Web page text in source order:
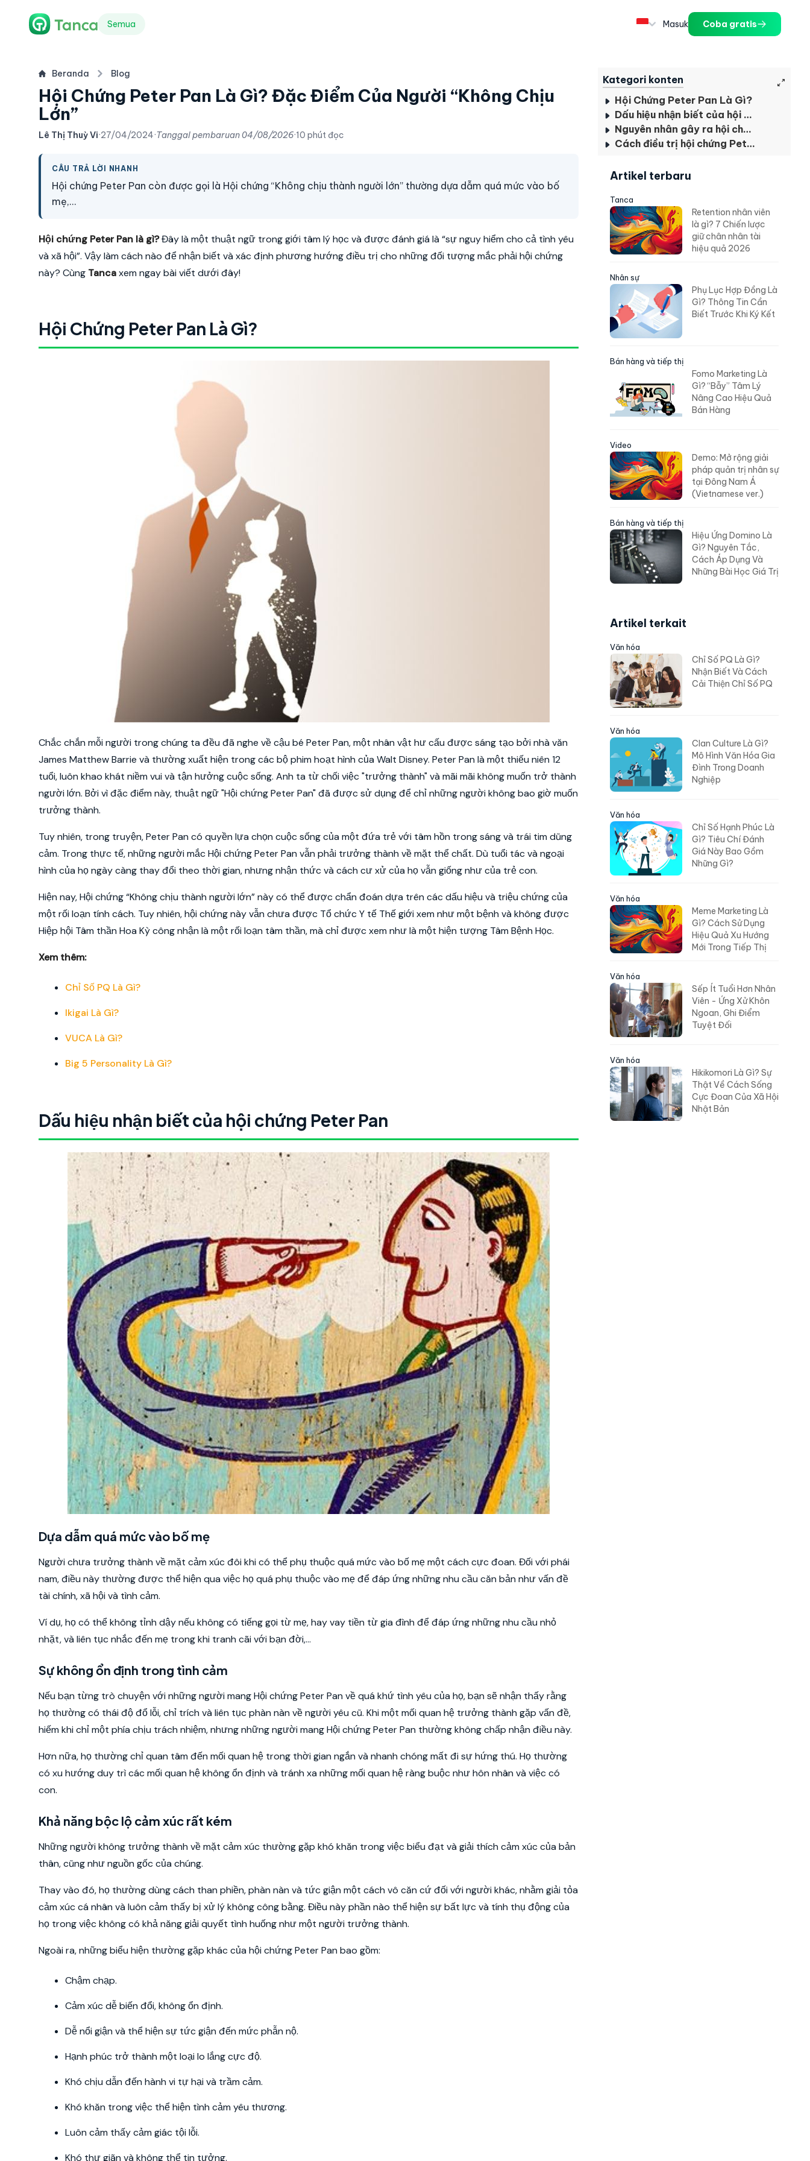
Semua Masuk Coba gratis
Beranda Blog
Hội Chứng Peter Pan Là Gì? Đặc Điểm Của Người “Không Chịu
Lớn”
Lê Thị Thuỳ Vi·27/04/2024·Tanggal pembaruan04/08/2026·10 phút đọc
CÂU TRẢ LỜI NHANH
Hội chứng Peter Pan còn được gọi là Hội chứng “Không chịu thành người lớn” thường dựa dẫm quá mức vào bố
mẹ,...
Hội chứng Peter Pan là gì?Đây là một thuật ngữ trong giới tâm lý học và được đánh giá là “sự nguy hiểm cho cả tình yêu
và xã hội”. Vậy làm cách nào để nhận biết và xác định phương hướng điều trị cho những đối tượng mắc phải hội chứng
này? Cùng Tancaxem ngay bài viết dưới đây!
Hội Chứng Peter Pan Là Gì?
Chắc chắn mỗi người trong chúng ta đều đã nghe về cậu bé Peter Pan, một nhân vật hư cấu được sáng tạo bởi nhà văn
James Matthew Barrie và thường xuất hiện trong các bộ phim hoạt hình của Walt Disney. Peter Pan là một thiếu niên 12
tuổi, luôn khao khát niềm vui và tận hưởng cuộc sống. Anh ta từ chối việc "trưởng thành" và mãi mãi không muốn trở thành
người lớn. Bởi vì đặc điểm này, thuật ngữ "Hội chứng Peter Pan" đã được sử dụng để chỉ những người không bao giờ muốn
trưởng thành.
Tuy nhiên, trong truyện, Peter Pan có quyền lựa chọn cuộc sống của một đứa trẻ với tâm hồn trong sáng và trái tim dũng
cảm. Trong thực tế, những người mắc Hội chứng Peter Pan vẫn phải trưởng thành về mặt thể chất. Dù tuổi tác và ngoại
hình của họ ngày càng thay đổi theo thời gian, nhưng nhận thức và cách cư xử của họ vẫn giống như của trẻ con.
Hiện nay, Hội chứng “Không chịu thành người lớn” này có thể được chẩn đoán dựa trên các dấu hiệu và triệu chứng của
một rối loạn tính cách. Tuy nhiên, hội chứng này vẫn chưa được Tổ chức Y tế Thế giới xem như một bệnh và không được
Hiệp hội Tâm thần Hoa Kỳ công nhận là một rối loạn tâm thần, mà chỉ được xem như là một hiện tượng Tâm Bệnh Học.
Xem thêm:
Chỉ Số PQ Là Gì?
Ikigai Là Gì?
VUCA Là Gì?
Big 5 Personality Là Gì?
Dấu hiệu nhận biết của hội chứng Peter Pan
Dựa dẫm quá mức vào bố mẹ
Người chưa trưởng thành về mặt cảm xúc đôi khi có thể phụ thuộc quá mức vào bố mẹ một cách cực đoan. Đối với phái
nam, điều này thường được thể hiện qua việc họ quá phụ thuộc vào mẹ để đáp ứng những nhu cầu căn bản như vấn đề
tài chính, xã hội và tình cảm.
Ví dụ, họ có thể không tỉnh dậy nếu không có tiếng gọi từ mẹ, hay vay tiền từ gia đình để đáp ứng những nhu cầu nhỏ
nhặt, và liên tục nhắc đến mẹ trong khi tranh cãi với bạn đời,...
Sự không ổn định trong tình cảm
Nếu bạn từng trò chuyện với những người mang Hội chứng Peter Pan về quá khứ tình yêu của họ, bạn sẽ nhận thấy rằng
họ thường có thái độ đổ lỗi, chỉ trích và liên tục phàn nàn về người yêu cũ. Khi một mối quan hệ trưởng thành gặp vấn đề,
hiếm khi chỉ một phía chịu trách nhiệm, nhưng những người mang Hội chứng Peter Pan thường không chấp nhận điều này.
Hơn nữa, họ thường chỉ quan tâm đến mối quan hệ trong thời gian ngắn và nhanh chóng mất đi sự hứng thú. Họ thường
có xu hướng duy trì các mối quan hệ không ổn định và tránh xa những mối quan hệ ràng buộc như hôn nhân và việc có
con.
Khả năng bộc lộ cảm xúc rất kém
Những người không trưởng thành về mặt cảm xúc thường gặp khó khăn trong việc biểu đạt và giải thích cảm xúc của bản
thân, cũng như nguồn gốc của chúng.
Thay vào đó, họ thường dùng cách than phiền, phàn nàn và tức giận một cách vô căn cứ đối với người khác, nhằm giải tỏa
cảm xúc cá nhân và luôn cảm thấy bị xử lý không công bằng. Điều này phần nào thể hiện sự bất lực và tính thụ động của
họ trong việc không có khả năng giải quyết tình huống như một người trưởng thành.
Ngoài ra, những biểu hiện thường gặp khác của hội chứng Peter Pan bao gồm:
Chậm chạp.
Cảm xúc dễ biến đổi, không ổn định.
Dễ nổi giận và thể hiện sự tức giận đến mức phẫn nộ.
Hạnh phúc trở thành một loại lo lắng cực độ.
Khó chịu dẫn đến hành vi tự hại và trầm cảm.
Khó khăn trong việc thể hiện tình cảm yêu thương.
Luôn cảm thấy cảm giác tội lỗi.
Khó thư giãn và không thể tin tưởng.
Kategori konten
Hội Chứng Peter Pan Là Gì?
Dấu hiệu nhận biết của hội chứng Peter Pan
Nguyên nhân gây ra hội chứng Peter Pan
Cách điều trị hội chứng Peter Pan
Artikel terbaru
Tanca
Retention nhân viên
là gì? 7 Chiến lược
giữ chân nhân tài
hiệu quả 2026
Nhân sự
Phụ Lục Hợp Đồng Là
Gì? Thông Tin Cần
Biết Trước Khi Ký Kết
Bán hàng và tiếp thị
Fomo Marketing Là
Gì? “Bẫy” Tâm Lý
Nâng Cao Hiệu Quả
Bán Hàng
Video
Demo: Mở rộng giải
pháp quản trị nhân sự
tại Đông Nam Á
(Vietnamese ver.)
Bán hàng và tiếp thị
Hiệu Ứng Domino Là
Gì? Nguyên Tắc,
Cách Áp Dụng Và
Những Bài Học Giá Trị
Artikel terkait
Văn hóa
Chỉ Số PQ Là Gì?
Nhận Biết Và Cách
Cải Thiện Chỉ Số PQ
Văn hóa
Clan Culture Là Gì?
Mô Hình Văn Hóa Gia
Đình Trong Doanh
Nghiệp
Văn hóa
Chỉ Số Hạnh Phúc Là
Gì? Tiêu Chí Đánh
Giá Này Bao Gồm
Những Gì?
Văn hóa
Meme Marketing Là
Gì? Cách Sử Dụng
Hiệu Quả Xu Hướng
Mới Trong Tiếp Thị
Văn hóa
Sếp Ít Tuổi Hơn Nhân
Viên - Ứng Xử Khôn
Ngoan, Ghi Điểm
Tuyệt Đối
Văn hóa
Hikikomori Là Gì? Sự
Thật Về Cách Sống
Cực Đoan Của Xã Hội
Nhật Bản